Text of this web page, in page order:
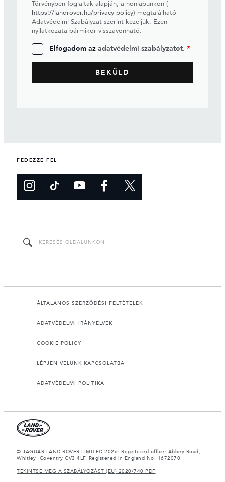
Törvényben foglaltak alapján, a honlapunkon (
https://landrover.hu/privacy-policy) megtalálható
Adatvédelmi Szabályzat szerint kezeljük. Ezen
nyilatkozata bármikor visszavonható.
Elfogadom az adatvédelmi szabályzatot. *
FEDEZZE FEL
ÁLTALÁNOS SZERZŐDÉSI FELTÉTELEK
ADATVÉDELMI IRÁNYELVEK
COOKIE POLICY
LÉPJEN VELÜNK KAPCSOLATBA
ADATVÉDELMI POLITIKA
© JAGUAR LAND ROVER LIMITED 2026: Registered office: Abbey Road,
Whitley, Coventry CV3 4LF. Registered in England No: 1672070
TEKINTSE MEG A SZABÁLYOZÁST (EU) 2020/740 PDF